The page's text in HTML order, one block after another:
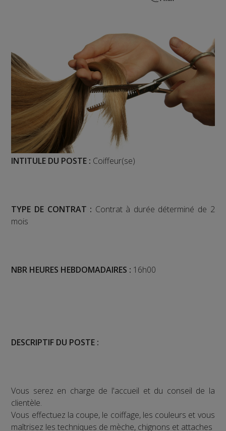
INTITULE DU POSTE : Coiffeur(se)
TYPE DE CONTRAT : Contrat à durée déterminé de 2
mois
NBR HEURES HEBDOMADAIRES : 16h00
DESCRIPTIF DU POSTE :
Vous serez en charge de l'accueil et du conseil de la
clientèle.
Vous effectuez la coupe, le coiffage, les couleurs et vous
maîtrisez les techniques de mèche, chignons et attaches